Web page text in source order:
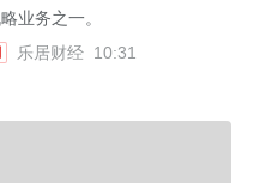
业务之一。
乐居财经 10:31